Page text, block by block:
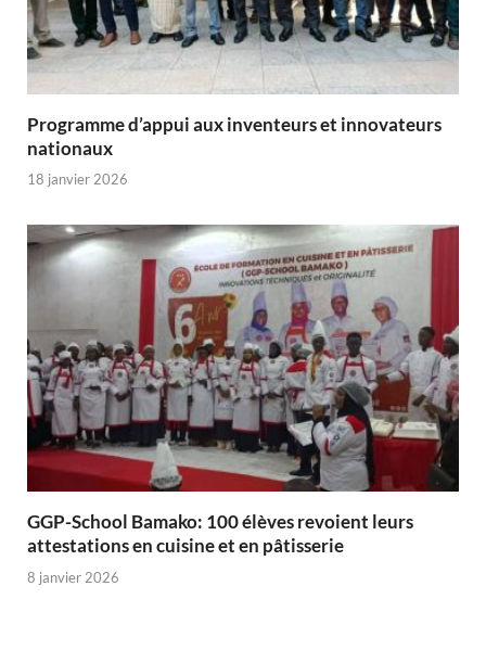
Programme d’appui aux inventeurs et innovateurs
nationaux
18 janvier 2026
GGP-School Bamako: 100 élèves revoient leurs
attestations en cuisine et en pâtisserie
8 janvier 2026